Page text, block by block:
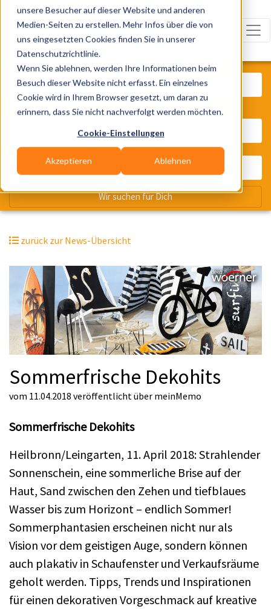
unsere Besucher auf dieser Website und anderen
Medien-Seiten zu erstellen. Mehr Infos über die von
uns eingesetzten Cookies finden Sie in unserer
Datenschutzrichtlinie.
Wenn Sie ablehnen, werden Ihre Informationen beim
Besuch dieser Website nicht erfasst. Ein einzelnes
Cookie wird in Ihrem Browser gesetzt, um daran zu
erinnern, dass Sie nicht nachverfolgt werden möchten.
Cookie-Einstellungen
Akzeptieren Ablehnen
zurück zur News-Übersicht
Sommerfrische Dekohits
vom 11.04.2018 veröffentlicht über meinMemo
Sommerfrische Dekohits
Heilbronn/Leingarten, 11. April 2018: Strahlender
Sonnenschein, eine sommerliche Brise auf der
Haut, Sand zwischen den Zehen und tiefblaues
Wasser bis zum Horizont – endlich Sommer!
Sommerphantasien erscheinen nicht nur als
Vision vor dem geistigen Auge, sondern können
auch plakativ in Schaufenster und Verkaufsräume
geholt werden. Tipps, Trends und Inspirationen
für einen dekorativen Vorgeschmack auf kreative
Was? Künstler, Zelte, Bands,
Wo? Stadt, PLZ, Ort
Wir suchen für Dich